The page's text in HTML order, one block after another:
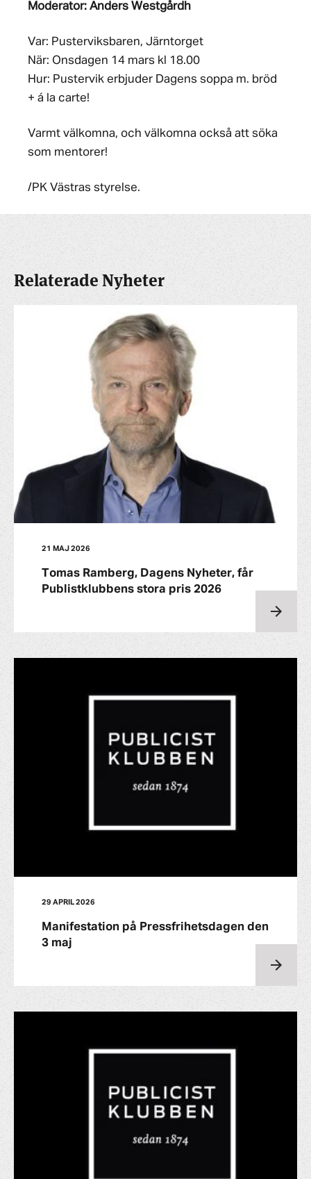
Moderator: Anders Westgårdh
Var: Pusterviksbaren, Järntorget
När: Onsdagen 14 mars kl 18.00
Hur: Pustervik erbjuder Dagens soppa m. bröd
+ á la carte!
Varmt välkomna, och välkomna också att söka
som mentorer!
/PK Västras styrelse.
Relaterade Nyheter
21 MAJ 2026
Tomas Ramberg, Dagens Nyheter, får
Publistklubbens stora pris 2026
29 APRIL 2026
Manifestation på Pressfrihetsdagen den
3 maj